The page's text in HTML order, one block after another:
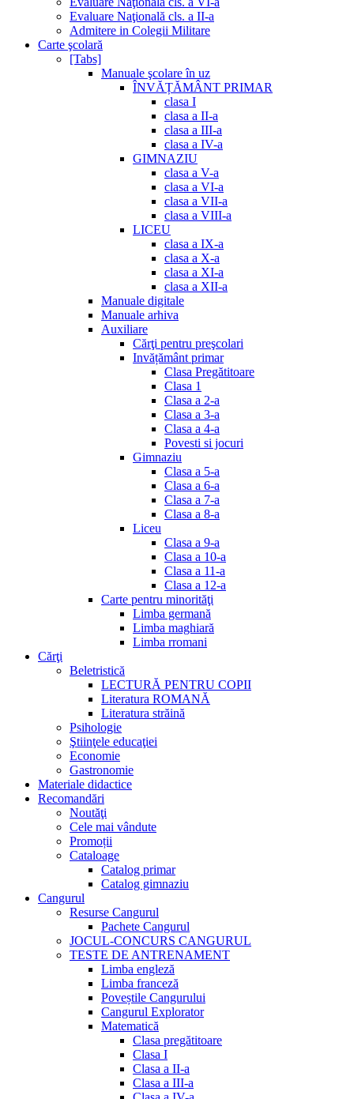
Evaluare Naţională cls. a II-a
Admitere in Colegii Militare
Carte şcolară
[Tabs]
Manuale şcolare în uz
ÎNVĂȚĂMÂNT PRIMAR
clasa I
clasa a II-a
clasa a III-a
clasa a IV-a
GIMNAZIU
clasa a V-a
clasa a VI-a
clasa a VII-a
clasa a VIII-a
LICEU
clasa a IX-a
clasa a X-a
clasa a XI-a
clasa a XII-a
Manuale digitale
Manuale arhiva
Auxiliare
Cărţi pentru preşcolari
Invățământ primar
Clasa Pregătitoare
Clasa 1
Clasa a 2-a
Clasa a 3-a
Clasa a 4-a
Povesti si jocuri
Gimnaziu
Clasa a 5-a
Clasa a 6-a
Clasa a 7-a
Clasa a 8-a
Liceu
Clasa a 9-a
Clasa a 10-a
Clasa a 11-a
Clasa a 12-a
Carte pentru minorităţi
Limba germană
Limba maghiară
Limba rromani
Cărţi
Beletristică
LECTURĂ PENTRU COPII
Literatura ROMANĂ
Literatura străină
Psihologie
Ştiinţele educaţiei
Economie
Gastronomie
Materiale didactice
Recomandări
Noutăţi
Cele mai vândute
Promoții
Cataloage
Catalog primar
Catalog gimnaziu
Cangurul
Resurse Cangurul
Pachete Cangurul
JOCUL-CONCURS CANGURUL
TESTE DE ANTRENAMENT
Limba engleză
Limba franceză
Poveștile Cangurului
Cangurul Explorator
Matematică
Clasa pregătitoare
Clasa I
Clasa a II-a
Clasa a III-a